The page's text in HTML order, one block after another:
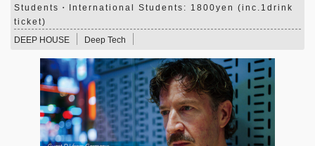
Students・International Students: 1800yen (inc.1drink
ticket)
DEEP HOUSE
Deep Tech